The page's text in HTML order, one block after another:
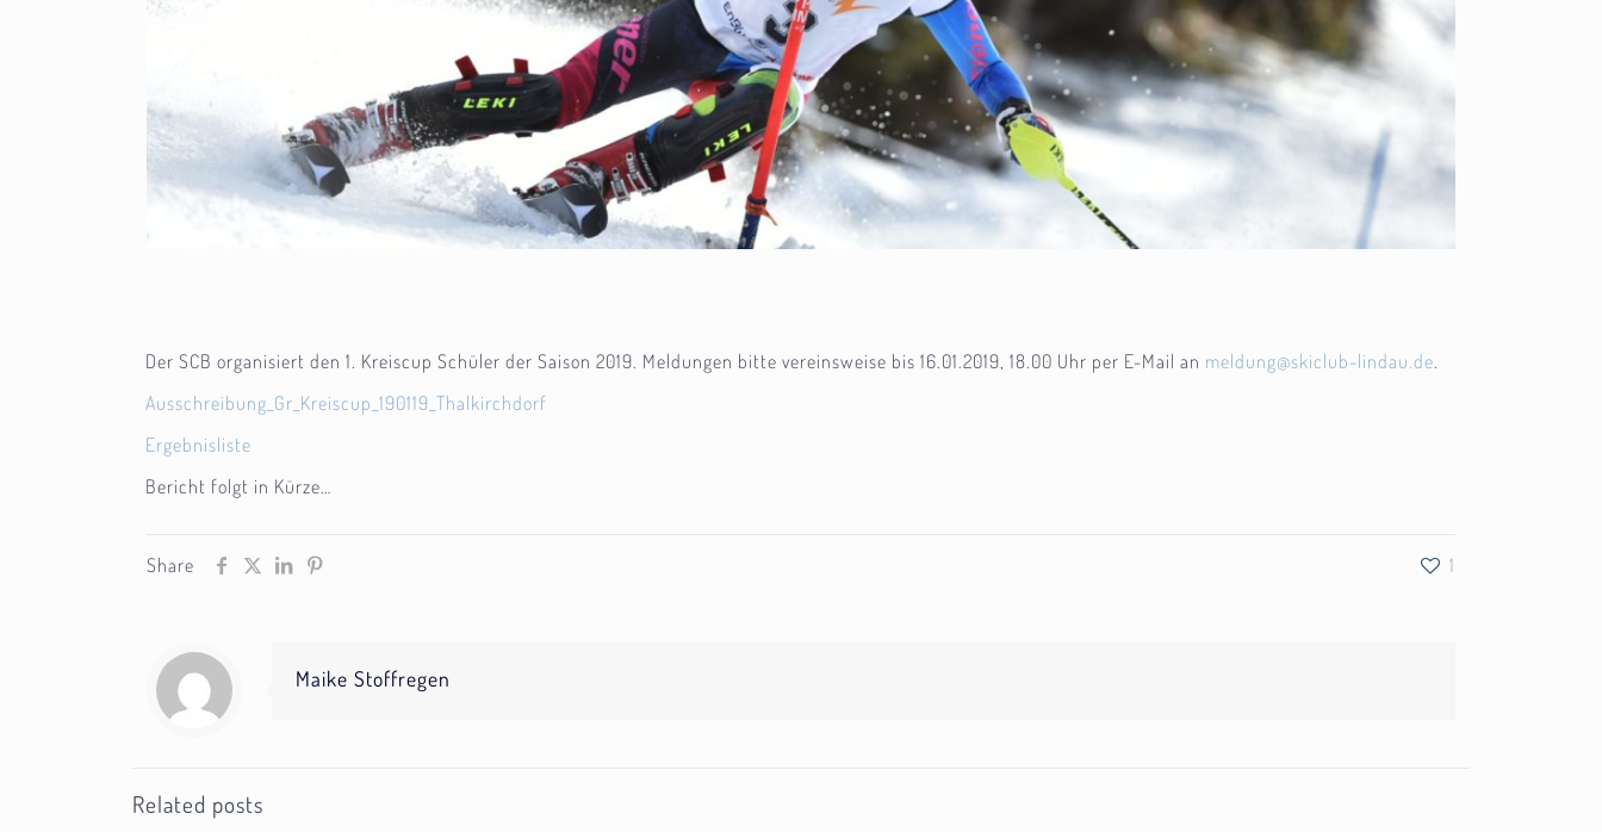
Der SCB organisiert den 1. Kreiscup Schüler der Saison 2019. Meldungen bitte vereinsweise bis 16.01.2019, 18.00 Uhr per E-Mail an meldung@skiclub-lindau.de.
Ausschreibung_Gr_Kreiscup_190119_Thalkirchdorf
Ergebnisliste
Bericht folgt in Kürze…
Share 1
Maike Stoffregen
Related posts